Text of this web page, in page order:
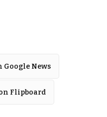
Google News
Flipboard